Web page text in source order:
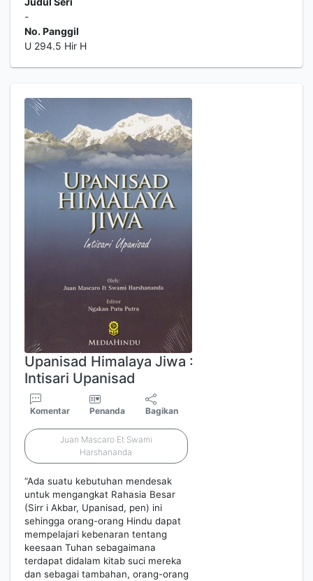
-
No. Panggil
U 294.5 Hir H
Upanisad Himalaya Jiwa :
Intisari Upanisad
Komentar Penanda Bagikan
Juan Mascaro Et Swami
Harshananda
“Ada suatu kebutuhan mendesak
untuk mengangkat Rahasia Besar
(Sirr i Akbar, Upanisad, pen) ini
sehingga orang-orang Hindu dapat
mempelajari kebenaran tentang
keesaan Tuhan sebagaimana
terdapat didalam kitab suci mereka
dan sebagai tambahan, orang-orang